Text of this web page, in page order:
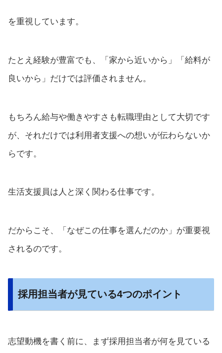
を重視しています。
たとえ経験が豊富でも、「家から近いから」「給料が
良いから」だけでは評価されません。
もちろん給与や働きやすさも転職理由として大切です
が、それだけでは利用者支援への想いが伝わらないか
らです。
生活支援員は人と深く関わる仕事です。
だからこそ、「なぜこの仕事を選んだのか」が重要視
されるのです。
採用担当者が見ている4つのポイント
志望動機を書く前に、まず採用担当者が何を見ている